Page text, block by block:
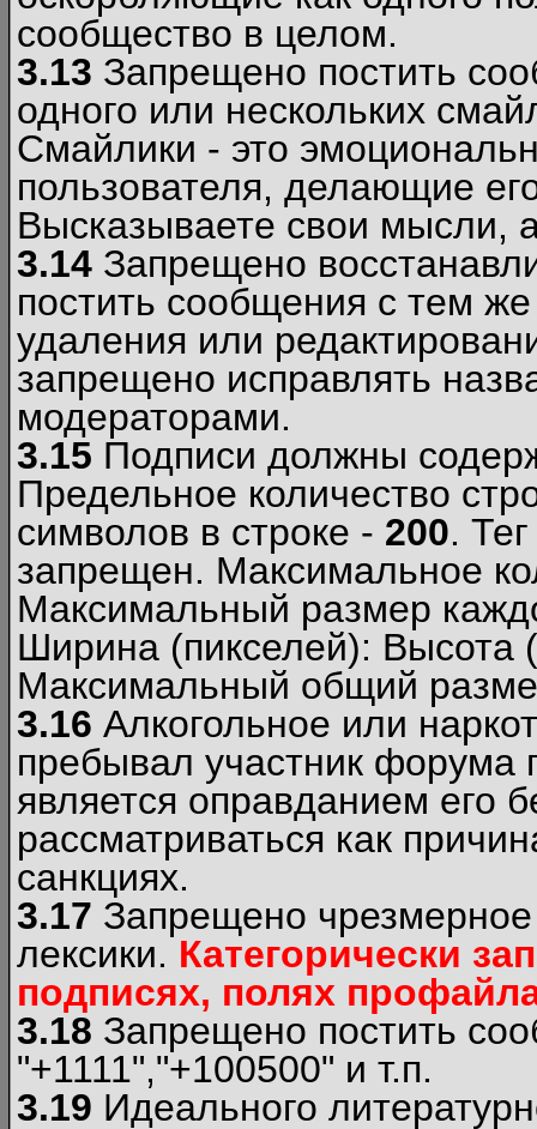
сообщество в целом.
3.13 Запрещено постить
одного или нескольких
Смайлики - это
пользователя, делающие
Высказываете свои мысли,
3.14 Запрещено
постить сообщения с тем
удаления или
запрещено исправлять
модераторами.
3.15 Подписи должны
Предельное количество
символов в строке - 200.
запрещен. Максимальное
Максимальный размер
Ширина (пикселей): Высота
Максимальный общий
3.16 Алкогольное или
пребывал участник форума
является оправданием его
рассматриваться как
санкциях.
3.17 Запрещено
лексики. Категорически
подписях, полях
3.18 Запрещено постить
"+1111","+100500" и т.п.
3.19 Идеального